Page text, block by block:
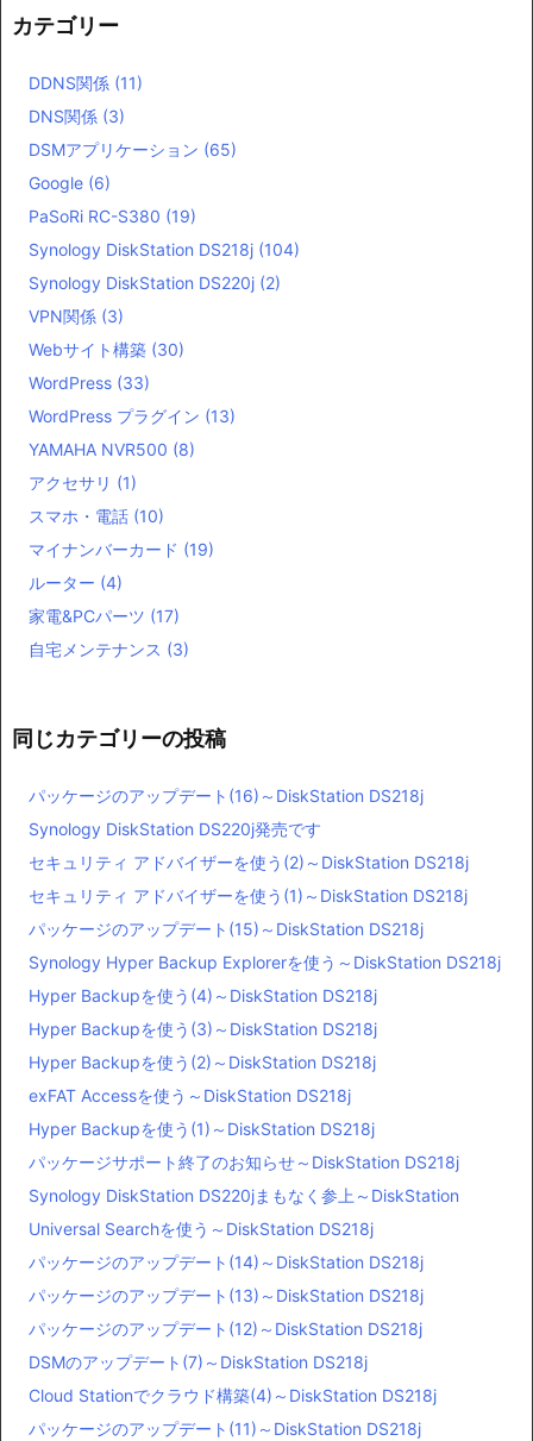
カテゴリー
DDNS関係 (11)
DNS関係 (3)
DSMアプリケーション (65)
Google (6)
PaSoRi RC-S380 (19)
Synology DiskStation DS218j (104)
Synology DiskStation DS220j (2)
VPN関係 (3)
Webサイト構築 (30)
WordPress (33)
WordPress プラグイン (13)
YAMAHA NVR500 (8)
アクセサリ (1)
スマホ・電話 (10)
マイナンバーカード (19)
ルーター (4)
家電&PCパーツ (17)
自宅メンテナンス (3)
同じカテゴリーの投稿
パッケージのアップデート(16)～DiskStation DS218j
Synology DiskStation DS220j発売です
セキュリティ アドバイザーを使う(2)～DiskStation DS218j
セキュリティ アドバイザーを使う(1)～DiskStation DS218j
パッケージのアップデート(15)～DiskStation DS218j
Synology Hyper Backup Explorerを使う～DiskStation DS218j
Hyper Backupを使う(4)～DiskStation DS218j
Hyper Backupを使う(3)～DiskStation DS218j
Hyper Backupを使う(2)～DiskStation DS218j
exFAT Accessを使う～DiskStation DS218j
Hyper Backupを使う(1)～DiskStation DS218j
パッケージサポート終了のお知らせ～DiskStation DS218j
Synology DiskStation DS220jまもなく参上～DiskStation
Universal Searchを使う～DiskStation DS218j
パッケージのアップデート(14)～DiskStation DS218j
パッケージのアップデート(13)～DiskStation DS218j
パッケージのアップデート(12)～DiskStation DS218j
DSMのアップデート(7)～DiskStation DS218j
Cloud Stationでクラウド構築(4)～DiskStation DS218j
パッケージのアップデート(11)～DiskStation DS218j